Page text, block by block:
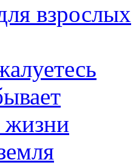
взрослых